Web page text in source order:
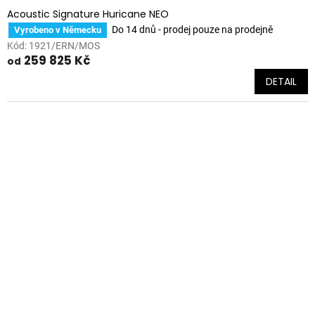
Acoustic Signature Huricane NEO
Vyrobeno v Německu
Do 14 dnů - prodej pouze na prodejně
Kód: 1921/ERN/MOS
od 259 825 Kč
DETAIL